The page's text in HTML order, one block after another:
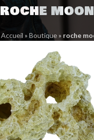
roche
Accueil » Boutique» roche